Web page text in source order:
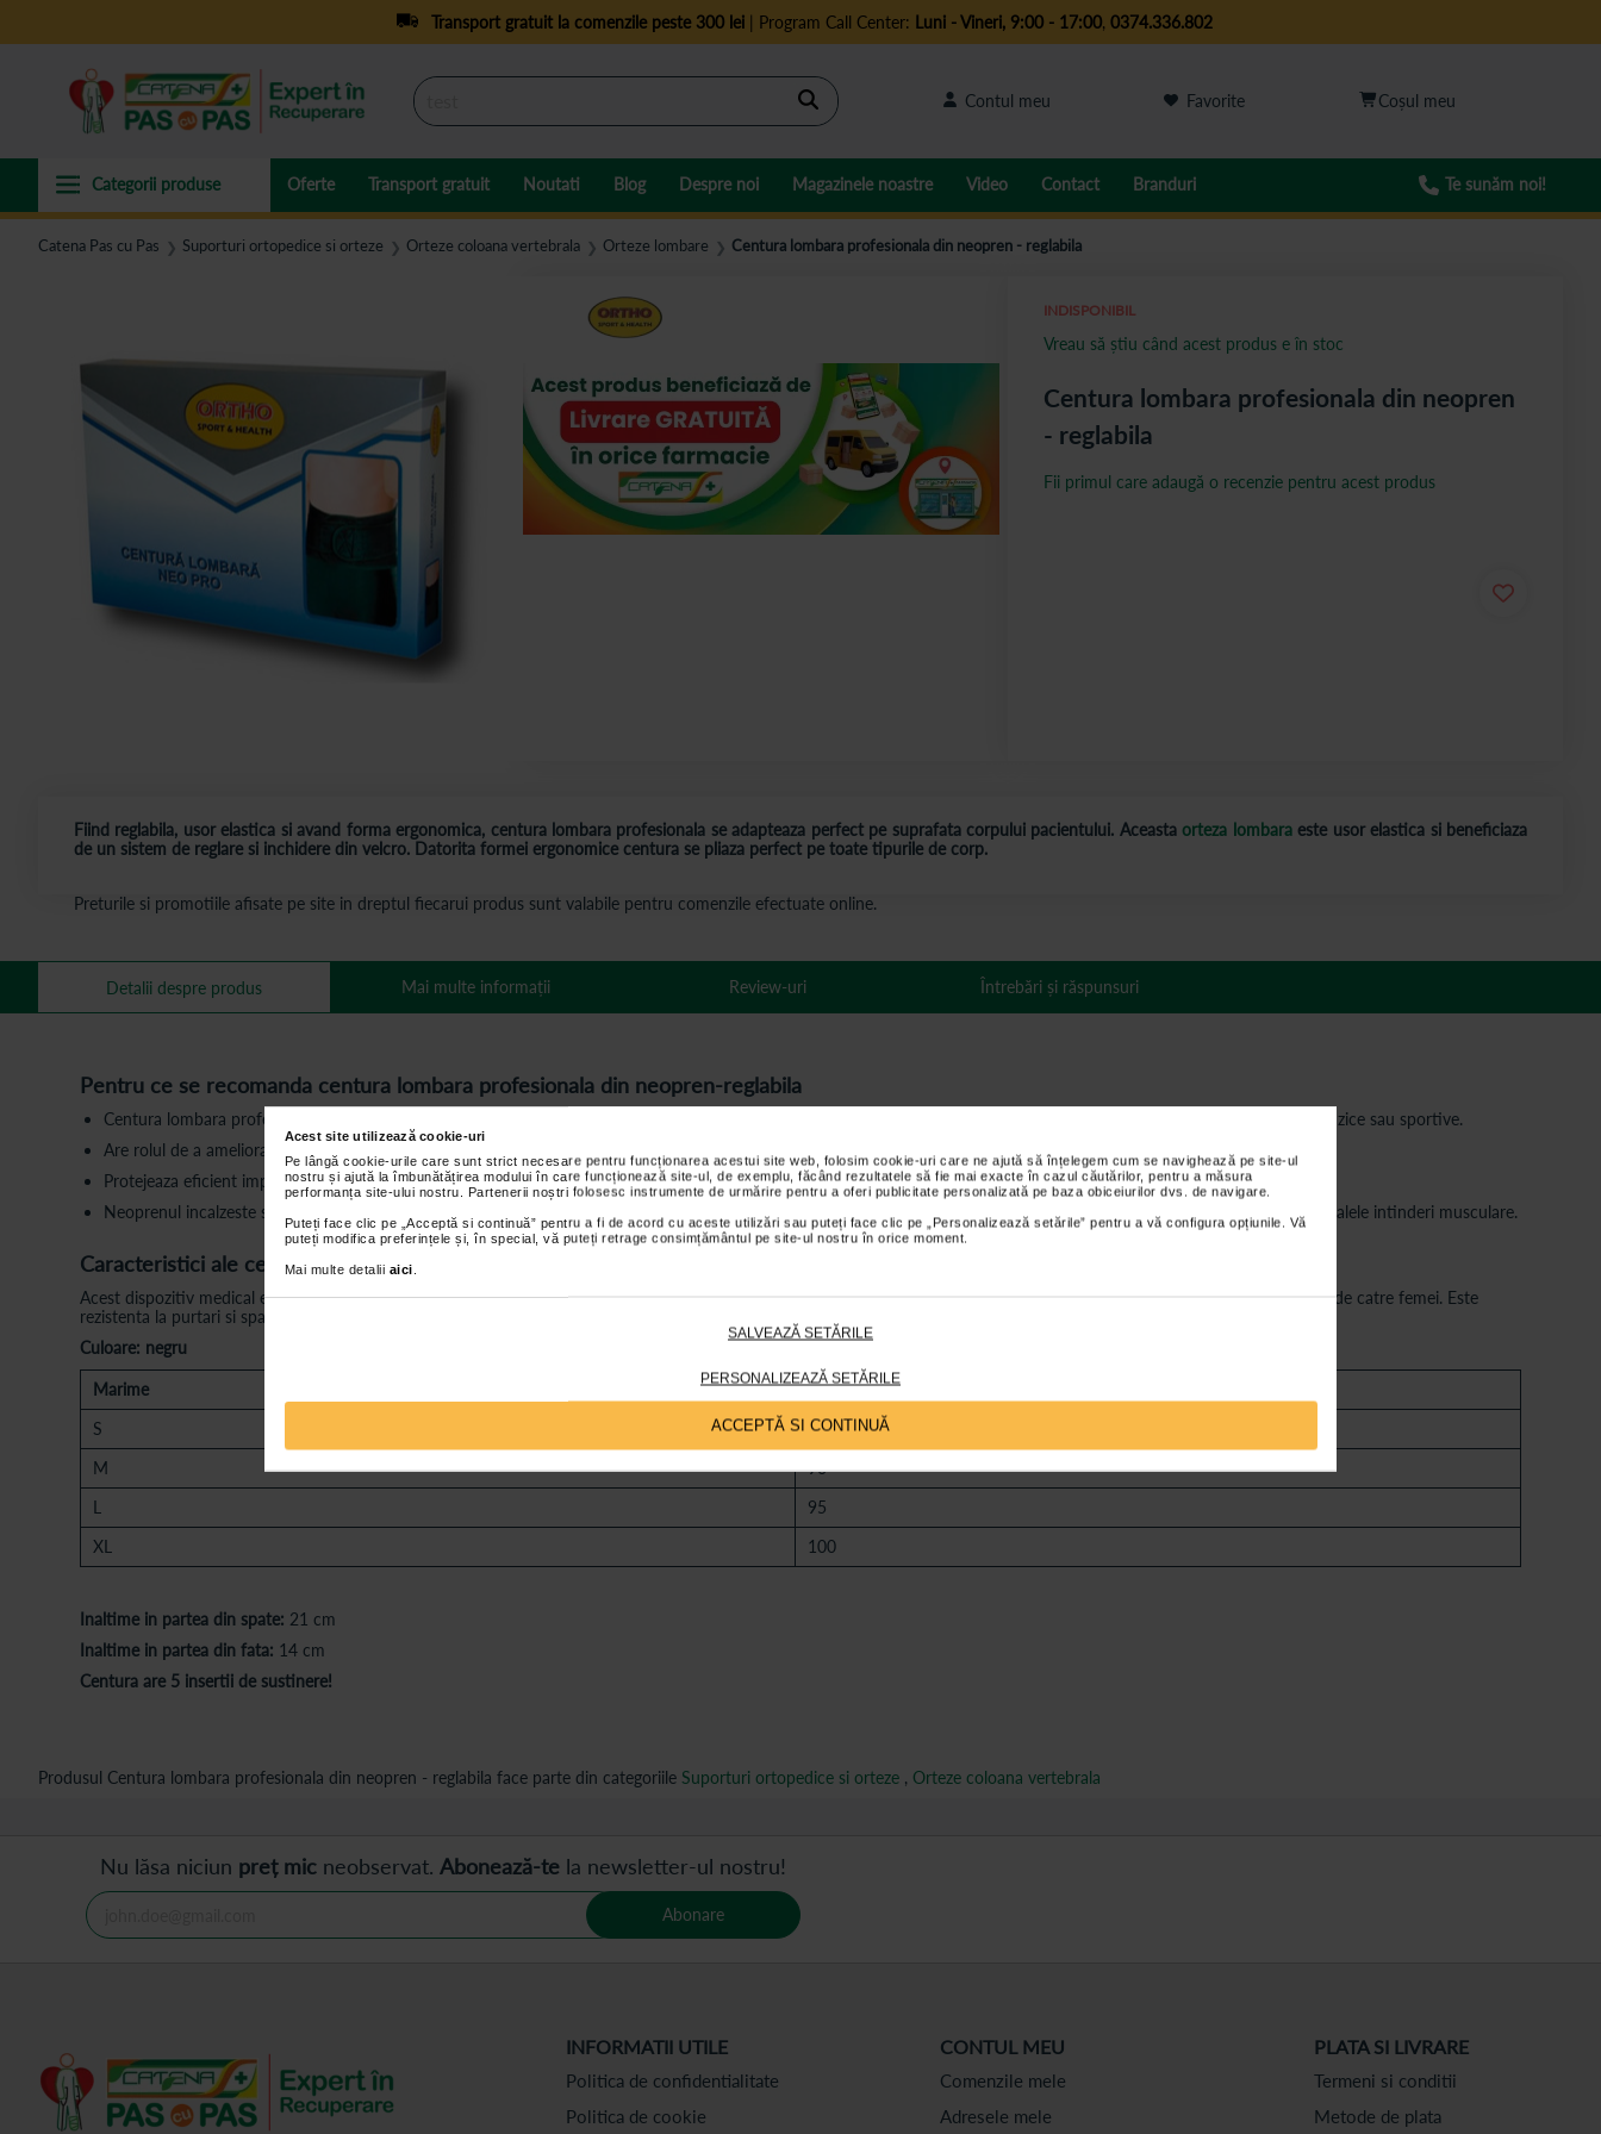
Acest site utilizează cookie-uri
Pe lângă cookie-urile care sunt strict necesare pentru funcționarea acestui site web, folosim cookie-uri care ne ajută să înțelegem cum se navighează pe site-ul
nostru și ajută la îmbunătățirea modului în care funcționează site-ul, de exemplu, făcând rezultatele să fie mai exacte în cazul căutărilor, pentru a măsura
performanța site-ului nostru. Partenerii noștri folosesc instrumente de urmărire pentru a oferi publicitate personalizată pe baza obiceiurilor dvs. de navigare.
Puteți face clic pe „Acceptă si continuă” pentru a fi de acord cu aceste utilizări sau puteți face clic pe „Personalizează setările” pentru a vă configura opțiunile. Vă
puteți modifica preferințele și, în special, vă puteți retrage consimțământul pe site-ul nostru în orice moment.
Mai multe detalii aici
SALVEAZĂ SETĂRILE
PERSONALIZEAZĂ SETĂRILE
ACCEPTĂ SI CONTINUĂ
Transport gratuit la comenzile peste 300 lei| Program Call Center: Luni - Vineri, 9:00 - 17:00, 0374.336.802
Cautare Contul meu Favorite
Oferte Transport gratuit Noutati Blog Despre noi Magazinele noastre Video Contact Branduri Te sunăm noi!
Catena Pas cu Pas ❯ Suporturi ortopedice si orteze ❯ Orteze coloana vertebrala ❯ Orteze lombare ❯ Centura lombara profesionala din neopren - reglabila
Fiind reglabila, usor elastica si avand forma ergonomica, centura lombara profesionala se adapteaza perfect pe suprafata corpului pacientului. Aceastaorteza lombara este usor elastica si beneficiaza
de un sistem de reglare si inchidere din velcro. Datorita formei ergonomice centura se pliaza perfect pe toate tipurile de corp.
Centura lombara profesionala din neopren
- reglabila
INDISPONIBIL
Fii primul care adaugă o recenzie pentru acest produs
Vreau să știu când acest produs e în stoc
Preturile si promotiile afisate pe site in dreptul fiecarui produs sunt valabile pentru comenzile efectuate online.
Detalii despre produs
Pentru ce se recomanda centura lombara profesionala din neopren-reglabila
Centura lombara profesionala din neopren este un dispozitiv medical recomandat in special in ameliorarea durerilor localizate in zona lombara si sustinere in activitatile fizice sau sportive.
Are rolul de a ameliora afectiunile articulare si musculare.
Protejeaza eficient impotriva microtraumatismelor.
Neoprenul incalzeste si mentine temperatura in zona afectata, calmand astfel senzatia de durere. In cazul activitatilor fizice, centura lombara din neopren previne eventualele intinderi musculare.
Caracteristici ale centurii lombare profesionale din neopren-reglabila
Acest dispozitiv medical este confectionat din materiale de foarte buna calitate. Acest dispozitiv medical are marime universala si poate fi purtat atat de catre barbati cat si de catre femei. Este
rezistenta la purtari si spalari repetate.
Culoare: negru
Marime
Latime (cm)
S
85
M
90
L
95
XL
100
Inaltime in partea din spate: 21 cm
Inaltime in partea din fata: 14 cm
Centura are 5 insertii de sustinere!
Mai multe informații Review-uri Întrebări și răspunsuri
Produsul Centura lombara profesionala din neopren - reglabila face parte din categoriile Suporturi ortopedice si orteze , Orteze coloana vertebrala
Nu lăsa niciun preț mic neobservat. Abonează-te la newsletter-ul nostru!
Abonare
INFORMATII UTILE
Politica de confidentialitate
Politica de cookie
CONTUL MEU
Comenzile mele
Adresele mele
PLATA SI LIVRARE
Termeni si conditii
Metode de plata